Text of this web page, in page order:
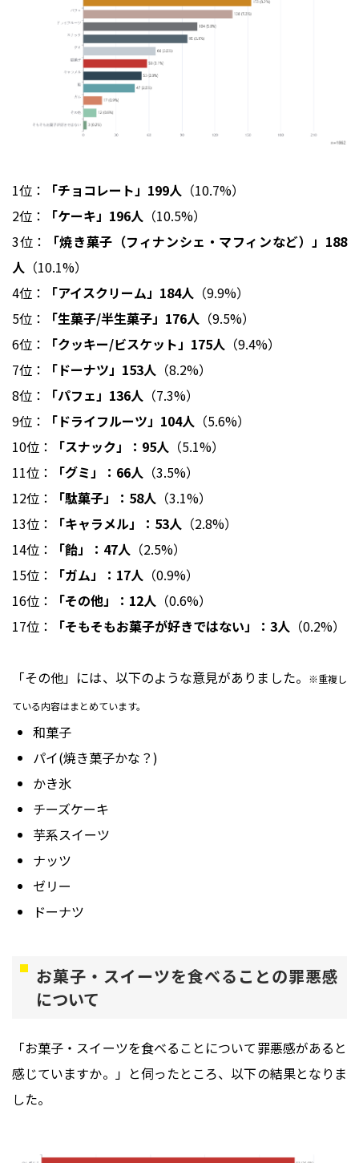
1位： 「チョコレート」199人 （10.7%）
2位：
「ケーキ」196人 （10.5%）
3位：
「焼き菓子（フィナンシェ・マフィンなど）」188
人 （10.1%）
4位：
「アイスクリーム」184人 （9.9%）
5位：
「生菓子/半生菓子」176人 （9.5%）
6位：
「クッキー/ビスケット」175人 （9.4%）
7位：
「ドーナツ」153人 （8.2%）
8位：
「パフェ」136人 （7.3%）
9位：
「ドライフルーツ」104人 （5.6%）
10位：
「スナック」：95人 （5.1%）
11位：
「グミ」：66人 （3.5%）
12位：
「駄菓子」：58人 （3.1%）
13位：
「キャラメル」：53人 （2.8%）
14位：
「飴」：47人 （2.5%）
15位：
「ガム」：17人 （0.9%）
16位：
「その他」：12人 （0.6%）
17位：
「そもそもお菓子が好きではない」：3人 （0.2%）
「その他」には、以下のような意見がありました。
※重複し
ている内容はまとめています。
和菓子
パイ(焼き菓子かな？)
かき氷
チーズケーキ
芋系スイーツ
ナッツ
ゼリー
ドーナツ
お菓子・スイーツを食べることの罪悪感
について
「お菓子・スイーツを食べることについて罪悪感があると
感じていますか。」と伺ったところ、以下の結果となりま
した。